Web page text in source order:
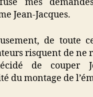
Jean-Jacques.
de toute
risquent de ne
de couper
du montage de